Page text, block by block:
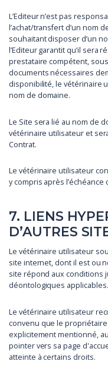
L’Editeur n’est pas
l’achat/transfert d’un nom
souhaitant disposer d’un
l’Editeur garantit qu’il sera
prestataire compétent,
documents nécessaires
disponibilité, le vétérinaire
nom de domaine.
Le Site sera lié au nom de
vétérinaire utilisateur et
Contrat.
Le vétérinaire utilisateur
y compris après
7. LIENS
D’AUTRES
Le vétérinaire utilisateur
site internet, dont il est ou
site répond aux conditions
déontologiques applicables.
Le vétérinaire utilisateur
convenu que le
explicitement mentionné,
pointer vers sa page
atteinte à certains droits.